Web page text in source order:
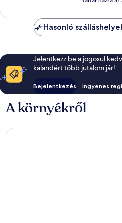
Hasonló
Jelentkezz be a jogosul
kalandért több jutalom jár!
Bejelentkezés Ingyenes
A környékről